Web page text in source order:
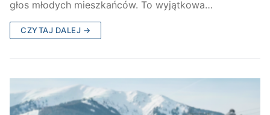
głos młodych mieszkańców. To wyjątkowa…
CZYTAJ DALEJ →